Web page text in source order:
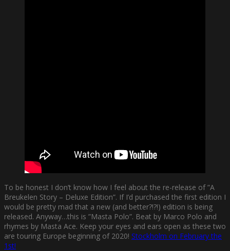
To be honest I don’t know how I feel about the re-release of ”A
Breukelen Story – Deluxe Edition”. If I’d purchased the first edition I
would be pretty mad that a new (and better?!?!) edition is being
released. Anyway…this is ”Masta Polo”. Beat by Marco Polo and
rhymes by Masta Ace. Keep your eyes and ears open as these two
are touring Europe beginning of 2020! Stockholm on February the
1st!